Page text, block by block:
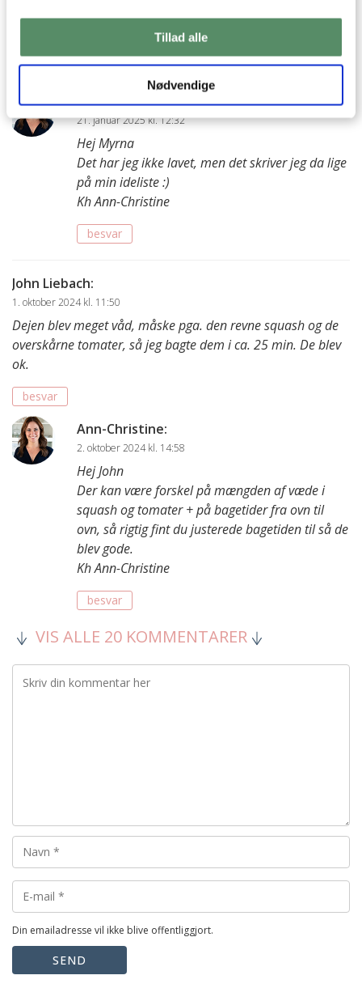
Tillad alle
Nødvendige
Har du en opskrift på muffins med svampe – gorgonzola el
andet,jeg har svært ved at finde nogle?på forhånd tak.
besvar
Ann-Christine:
21. januar 2025 kl. 12:32
Hej Myrna
Det har jeg ikke lavet, men det skriver jeg da lige
på min ideliste :)
Kh Ann-Christine
besvar
John Liebach:
1. oktober 2024 kl. 11:50
Dejen blev meget våd, måske pga. den revne squash og de
overskårne tomater, så jeg bagte dem i ca. 25 min. De blev
ok.
besvar
Ann-Christine:
2. oktober 2024 kl. 14:58
Hej John
Der kan være forskel på mængden af væde i
squash og tomater + på bagetider fra ovn til
ovn, så rigtig fint du justerede bagetiden til så de
blev gode.
Kh Ann-Christine
besvar
VIS ALLE 20 KOMMENTARER
Din emailadresse vil ikke blive offentliggjort.
SEND